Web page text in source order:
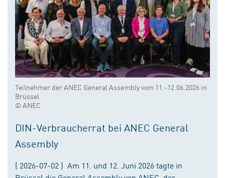
Teilnehmer der ANEC General Assembly vom 11.-12.06.2026 in
Brüssel
© ANEC
DIN-Verbraucherrat bei ANEC General
Assembly
( 2026-07-02 ) Am 11. und 12. Juni 2026 tagte in